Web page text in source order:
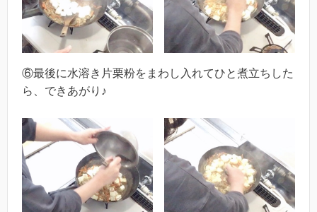
⑥最後に水溶き片栗粉をまわし入れてひと煮立ちした
ら、できあがり♪